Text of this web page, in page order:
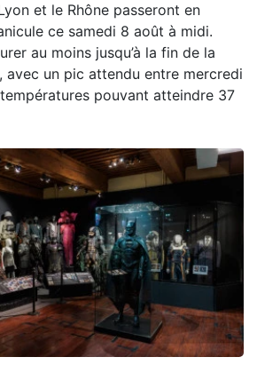
et le Rhône passeront en
ce samedi 8 août à midi.
au moins jusqu’à la fin de la
avec un pic attendu entre mercredi
pouvant atteindre 37